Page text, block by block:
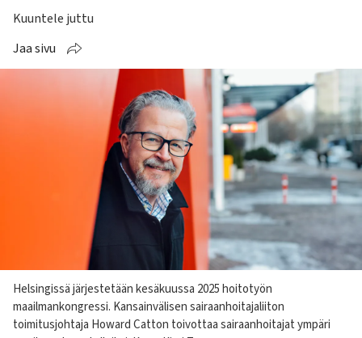
Kuuntele juttu
Jaa sivu
Kuvateksti
Helsingissä järjestetään kesäkuussa 2025 hoitotyön
maailmankongressi. Kansainvälisen sairaanhoitajaliiton
toimitusjohtaja Howard Catton toivottaa sairaanhoitajat ympäri